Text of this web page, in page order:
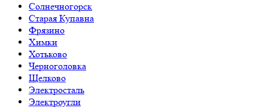
Солнечногорск
Старая Купавна
Фрязино
Химки
Хотьково
Черноголовка
Щелково
Электросталь
Электроугли